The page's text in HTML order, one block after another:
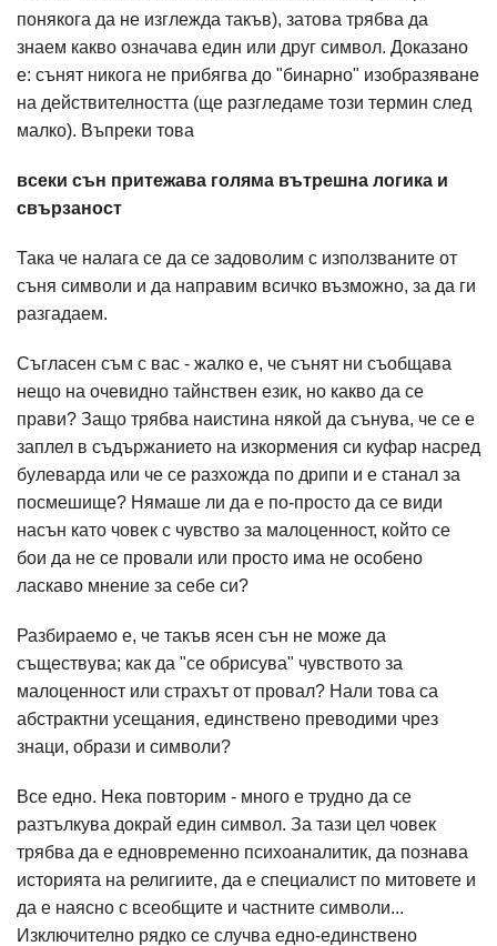
понякога да не изглежда такъв), затова трябва да
знаем какво означава един или друг символ. Доказано
е: сънят никога не прибягва до "бинарно" изобразяване
на действителността (ще разгледаме този термин след
малко). Въпреки това
всеки сън притежава голяма вътрешна логика и
свързаност
Така че налага се да се задоволим с използваните от
съня символи и да направим всичко възможно, за да ги
разгадаем.
Съгласен съм с вас - жалко е, че сънят ни съобщава
нещо на очевидно тайнствен език, но какво да се
прави? Защо трябва наистина някой да сънува, че се е
заплел в съдържанието на изкормения си куфар насред
булеварда или че се разхожда по дрипи и е станал за
посмешище? Нямаше ли да е по-просто да се види
насън като човек с чувство за малоценност, който се
бои да не се провали или просто има не особено
ласкаво мнение за себе си?
Разбираемо е, че такъв ясен сън не може да
съществува; как да "се обрисува" чувството за
малоценност или страхът от провал? Нали това са
абстрактни усещания, единствено преводими чрез
знаци, образи и символи?
Все едно. Нека повторим - много е трудно да се
разтълкува докрай един символ. За тази цел човек
трябва да е едновременно психоаналитик, да познава
историята на религиите, да е специалист по митовете и
да е наясно с всеобщите и частните символи...
Изключително рядко се случва едно-единствено